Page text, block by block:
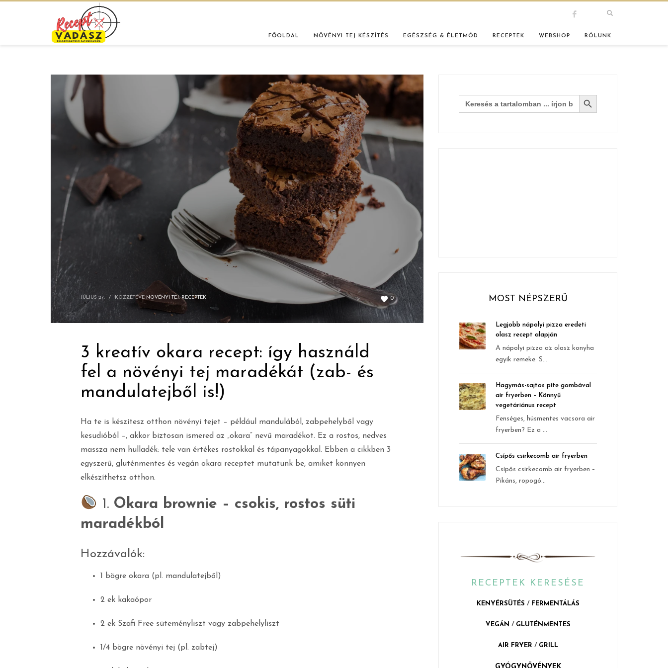
FŐOLDAL NÖVÉNYI TEJ KÉSZÍTÉS EGÉSZSÉG & ÉLETMÓD RECEPTEK WEBSHOP RÓLUNK
0
JÚLIUS 27, / KÖZZÉTÉVE NÖVÉNYI TEJ,RECEPTEK
3 kreatív okara recept: így használd
fel a növényi tej maradékát (zab- és
mandulatejből is!)
Ha te is készítesz otthon növényi tejet – például mandulából, zabpehelyből vagy
kesudióból –, akkor biztosan ismered az „okara” nevű maradékot. Ez a rostos, nedves
massza nem hulladék: tele van értékes rostokkal és tápanyagokkal. Ebben a cikkben 3
egyszerű, gluténmentes és vegán okara receptet mutatunk be, amiket könnyen
elkészíthetsz otthon.
1. Okara brownie – csokis, rostos süti
maradékból
Hozzávalók:
1 bögre okara (pl. mandulatejből)
2 ek kakaópor
2 ek Szafi Free süteményliszt vagy zabpehelyliszt
1/4 bögre növényi tej (pl. zabtej)
Search
for:
Search Button
MOST NÉPSZERŰ
Legjobb nápolyi pizza eredeti
olasz recept alapján
A nápolyi pizza az olasz konyha
egyik remeke. S...
Hagymás-sajtos pite gombával
air fryerben – Könnyű
vegetáriánus recept
Fenséges, húsmentes vacsora air
fryerben? Ez a ...
Csípős csirkecomb air fryerben
Csípős csirkecomb air fryerben –
Pikáns, ropogó...
RECEPTEK KERESÉSE
KENYÉRSÜTÉS / FERMENTÁLÁS
VEGÁN / GLUTÉNMENTES
AIR FRYER / GRILL